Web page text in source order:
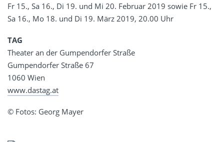
Fr 15., Sa 16., Di 19. und Mi 20. Februar 2019 sowie Fr 15.,
Sa 16., Mo 18. und Di 19. März 2019, 20.00 Uhr
TAG
Theater an der Gumpendorfer Straße
Gumpendorfer Straße 67
1060 Wien
www.dastag.at
© Fotos: Georg Mayer